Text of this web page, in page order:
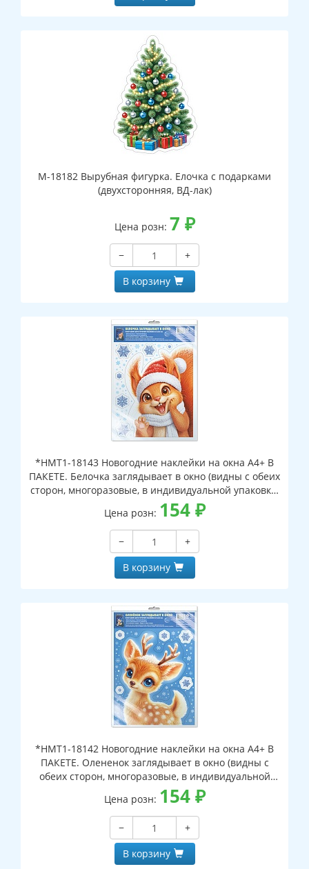
М-18182 Вырубная фигурка. Елочка с подарками
(двухсторонняя, ВД-лак)
Цена розн: 7 ₽
−
+
В корзину
*НМТ1-18143 Новогодние наклейки на окна А4+ В
ПАКЕТЕ. Белочка заглядывает в окно (видны с обеих
сторон, многоразовые, в индивидуальной упаковке,
с европодвесом и клеевым клапаном)
Цена розн: 154₽
−
+
В корзину
*НМТ1-18142 Новогодние наклейки на окна А4+ В
ПАКЕТЕ. Олененок заглядывает в окно (видны с
обеих сторон, многоразовые, в индивидуальной
упаковке, с европодвесом и клеевым клапаном)
Цена розн: 154₽
−
+
В корзину